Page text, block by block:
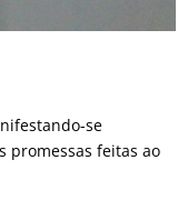
se
promessas feitas ao